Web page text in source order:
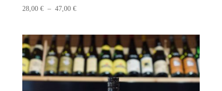
28,00 € – 47,00 €Plage
à
47,00 €